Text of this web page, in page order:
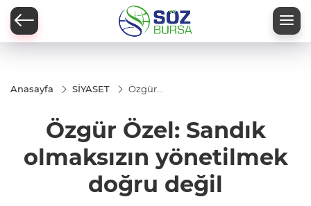
Anasayfa SİYASET
Özgür
olmaksızın
yönetilmek
değil
Özgür Özel: Sandık
olmaksızın yönetilmek
doğru değil